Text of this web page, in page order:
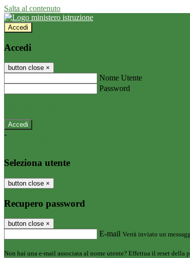
Salta al contenuto
Accedi
Accedi
button close ×
Nome Utente
Password
-
Seleziona utente
button close ×
Recupero password
button close ×
E-mail Verrà inviato un
Non hai una e-mail associata al nome utente? Effettua il reset della